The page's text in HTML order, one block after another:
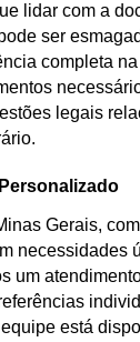
lidar com a
ser
completa
legais
Gerais,
necessidades
um
está